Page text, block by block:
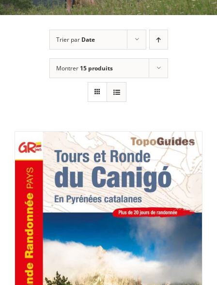
Trier par Date
Montrer 15 produits
AJOUTER AU PANIER / DÉTAILS